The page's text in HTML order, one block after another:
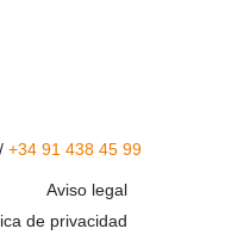
/ +34 91 438 45 99
Aviso legal
de privacidad